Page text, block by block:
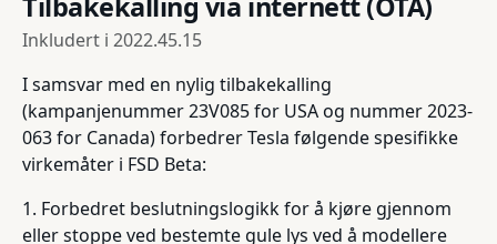
Inkludert i 2022.45.15
I samsvar med en nylig tilbakekalling
(kampanjenummer 23V085 for USA og nummer 2023-
063 for Canada) forbedrer Tesla følgende spesifikke
virkemåter i FSD Beta:
1. Forbedret beslutningslogikk for å kjøre gjennom
eller stoppe ved bestemte gule lys ved å modellere